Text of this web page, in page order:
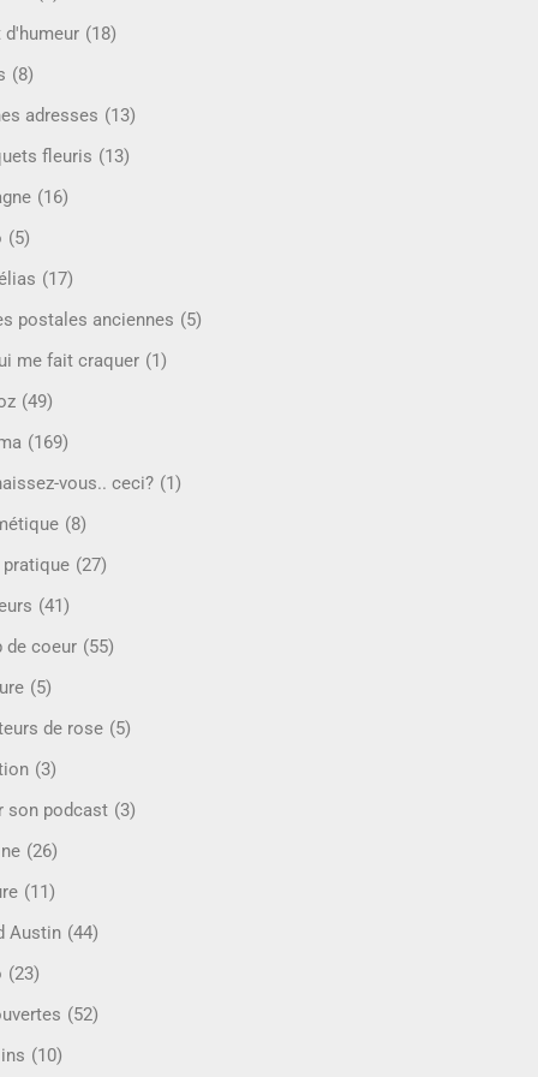
d'humeur (18)
(8)
adresses (13)
fleuris (13)
(16)
(5)
(17)
postales anciennes (5)
me fait craquer (1)
(49)
(169)
vous.. ceci? (1)
(8)
(27)
(41)
de coeur (55)
(5)
de rose (5)
(3)
son podcast (3)
(26)
(11)
Austin (44)
(23)
(52)
(10)